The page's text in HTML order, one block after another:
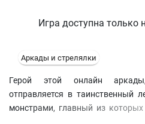
Игра доступна только
Аркады и стрелялки
Герой этой онлайн
отправляется в таинственный
монстрами, главный из которых